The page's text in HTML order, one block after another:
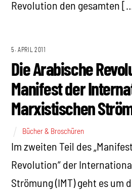
Revolution den gesamten
5. APRIL 2011
Die Arabische
Manifest der
Marxistischen
Bücher & Broschüren
Im zweiten Teil des
Revolution“ der
Strömung (IMT) geht es um